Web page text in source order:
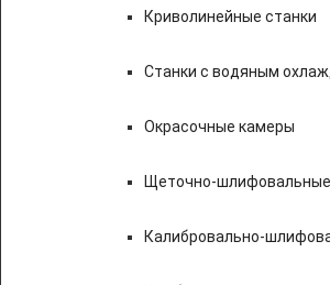
Криволинейные станки
Станки с водяным
Окрасочные камеры
Щеточно-шлифовальные
Калибровально-